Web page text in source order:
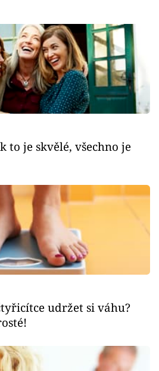
to je skvělé, všechno je
udržet si váhu?